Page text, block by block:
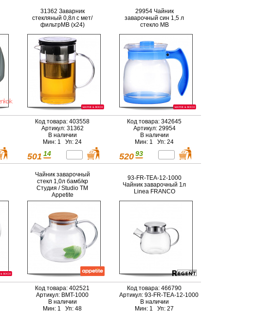
31362 Заварник
стекляный 0,8л с мет/
фильтрMB (x24)
Код товара: 403558
Артикул: 31362
В наличии
Мин: 1 Уп: 24
501 14
29954 Чайник
заварочный син 1,5 л
стекло MB
Код товара: 342645
Артикул: 29954
В наличии
Мин: 1 Уп: 24
520 93
Чайник заварочный
стекл 1,0л бамб/кр
Студия / Studio TM
Appetite
Код товара: 402521
Артикул: BMT-1000
В наличии
Мин: 1 Уп: 48
93-FR-TEA-12-1000
Чайник заварочный 1л
Linea FRANCO
Код товара: 466790
Артикул: 93-FR-TEA-12-1000
В наличии
Мин: 1 Уп: 27